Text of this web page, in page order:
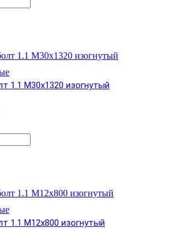
1.1 М30х1320 изогнутый
1.1 М12х800 изогнутый